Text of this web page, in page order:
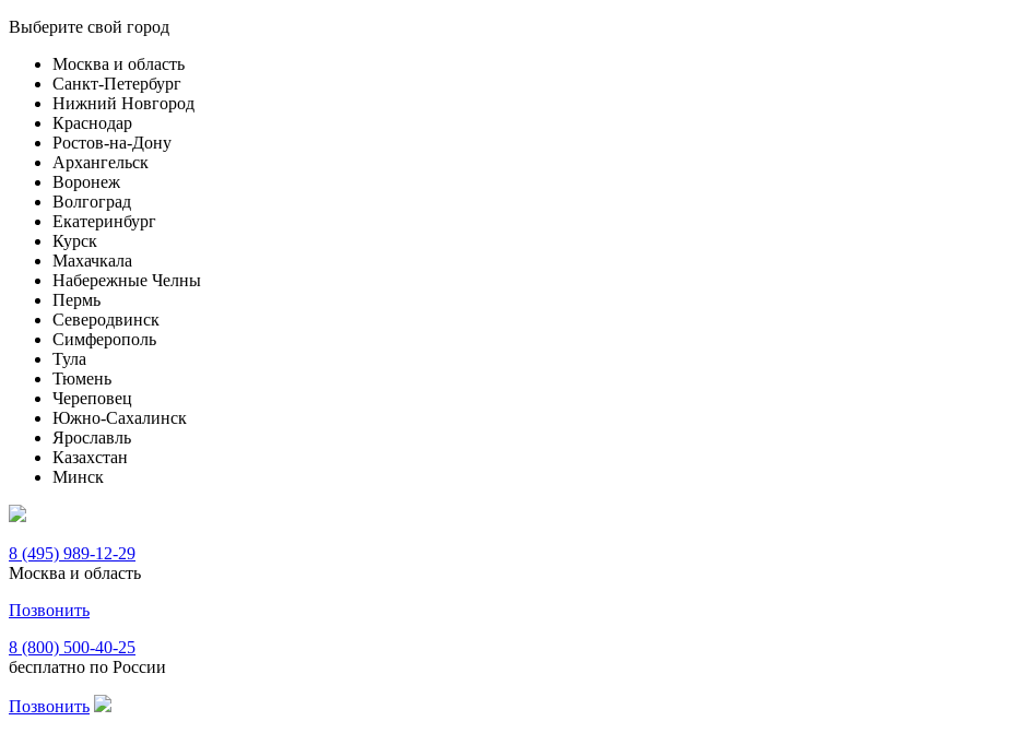
Выберите свой город
Москва и область
Санкт-Петербург
Нижний Новгород
Краснодар
Ростов-на-Дону
Архангельск
Воронеж
Волгоград
Екатеринбург
Курск
Махачкала
Набережные Челны
Пермь
Северодвинск
Симферополь
Тула
Тюмень
Череповец
Южно-Сахалинск
Ярославль
Казахстан
Минск
8 (495) 989-12-29
Москва и область
Позвонить
8 (800) 500-40-25
бесплатно по России
Позвонить